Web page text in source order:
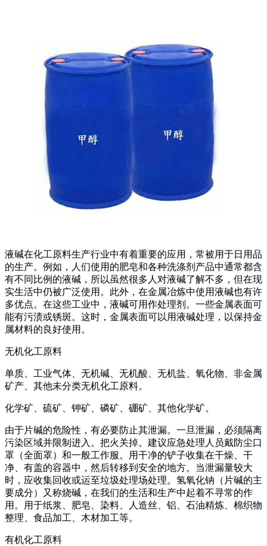
液碱在化工原料生产行业中有着重要的应用，常被用于日用品
的生产。例如，人们使用的肥皂和各种洗涤剂产品中通常都含
有不同比例的液碱，所以虽然很多人对液碱了解不多，但在现
实生活中仍被广泛使用。此外，在金属冶炼中使用液碱也有许
多优点。在这些工业中，液碱可用作处理剂。一些金属表面可
能有污渍或锈斑。这时，金属表面可以用液碱处理，以保持金
属材料的良好使用。
无机化工原料
单质、工业气体、无机碱、无机酸、无机盐、氧化物、非金属
矿产、其他未分类无机化工原料。
化学矿、硫矿、钾矿、磷矿、硼矿、其他化学矿。
由于片碱的危险性，有必要防止其泄漏。一旦泄漏，必须隔离
污染区域并限制进入。把火关掉。建议应急处理人员戴防尘口
罩（全面罩）和一般工作服。用干净的铲子收集在干燥、干
净、有盖的容器中，然后转移到安全的地方。当泄漏量较大
时，应收集回收或运至垃圾处理场处理。氢氧化钠（片碱的主
要成分）又称烧碱，在我们的生活和生产中起着不寻常的作
用。用于纸浆、肥皂、染料、人造丝、铝、石油精炼、棉织物
整理、食品加工、木材加工等。
有机化工原料